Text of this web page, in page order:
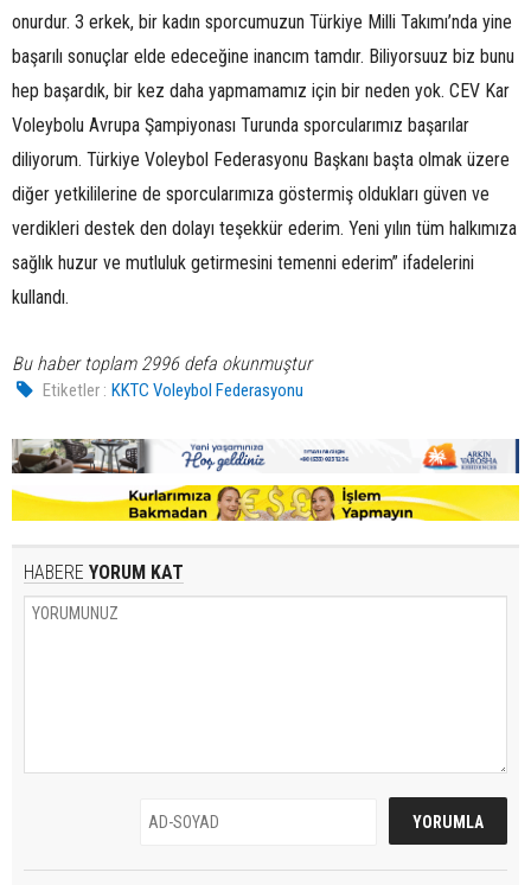
onurdur. 3 erkek, bir kadın sporcumuzun Türkiye Milli Takımı’nda yine
başarılı sonuçlar elde edeceğine inancım tamdır. Biliyorsuuz biz bunu
hep başardık, bir kez daha yapmamamız için bir neden yok. CEV Kar
Voleybolu Avrupa Şampiyonası Turunda sporcularımız başarılar
diliyorum. Türkiye Voleybol Federasyonu Başkanı başta olmak üzere
diğer yetkililerine de sporcularımıza göstermiş oldukları güven ve
verdikleri destek den dolayı teşekkür ederim. Yeni yılın tüm halkımıza
sağlık huzur ve mutluluk getirmesini temenni ederim” ifadelerini
kullandı.
Bu haber toplam 2996 defa okunmuştur
Etiketler : KKTC Voleybol Federasyonu
HABERE YORUM KAT